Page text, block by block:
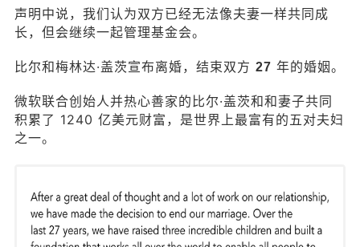
声明中说，我们认为双方已经无法像夫妻一样共同成
长，但会继续一起管理基金会。
比尔和梅林达·盖茨宣布离婚，结束双方 27 年的婚姻。
微软联合创始人并热心善家的比尔·盖茨和和妻子共同
积累了 1240 亿美元财富，是世界上最富有的五对夫妇
之一。